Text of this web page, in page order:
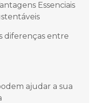
Essenciais
diferenças entre
ajudar a sua